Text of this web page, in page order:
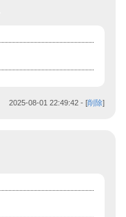
2025-08-01 22:49:42 - [削除]